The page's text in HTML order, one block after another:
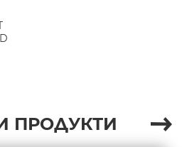
ПРОДУКТИ